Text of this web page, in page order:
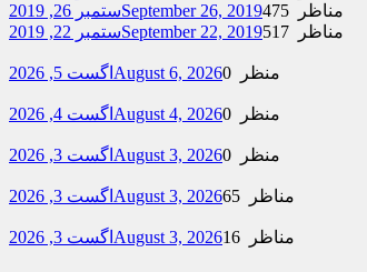
ستمبر 26, 2019September 26, 2019
475 مناظر
ستمبر 22, 2019September 22, 2019 517 مناظر
اگست 5, 2026 August 6, 2026 0 منظر
اگست 4, 2026 August 4, 2026 0 منظر
اگست 3, 2026 August 3, 2026 0 منظر
اگست 3, 2026 August 3, 2026 65 مناظر
اگست 3, 2026 August 3, 2026 16 مناظر